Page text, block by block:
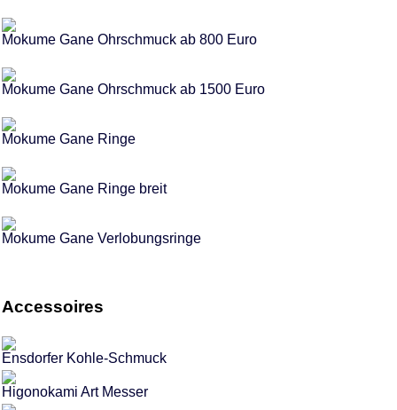
Mokume Gane Ohrschmuck ab 800 Euro
Mokume Gane Ohrschmuck ab 1500 Euro
Mokume Gane Ringe
Mokume Gane Ringe breit
Mokume Gane Verlobungsringe
Accessoires
Ensdorfer Kohle-Schmuck
Higonokami Art Messer